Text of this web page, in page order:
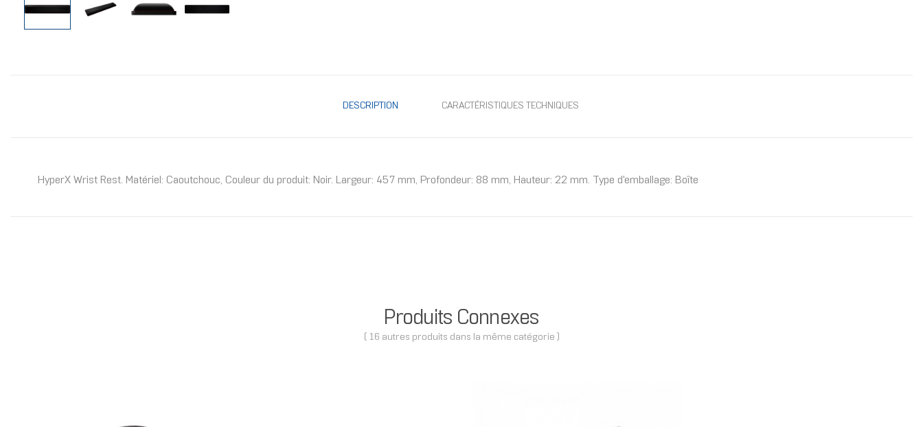
DESCRIPTION CARACTÉRISTIQUES TECHNIQUES
HyperX Wrist Rest. Matériel: Caoutchouc, Couleur du produit: Noir. Largeur: 457 mm, Profondeur: 88 mm, Hauteur: 22 mm. Type d'emballage: Boîte
Produits Connexes
( 16 autres produits dans la même catégorie )